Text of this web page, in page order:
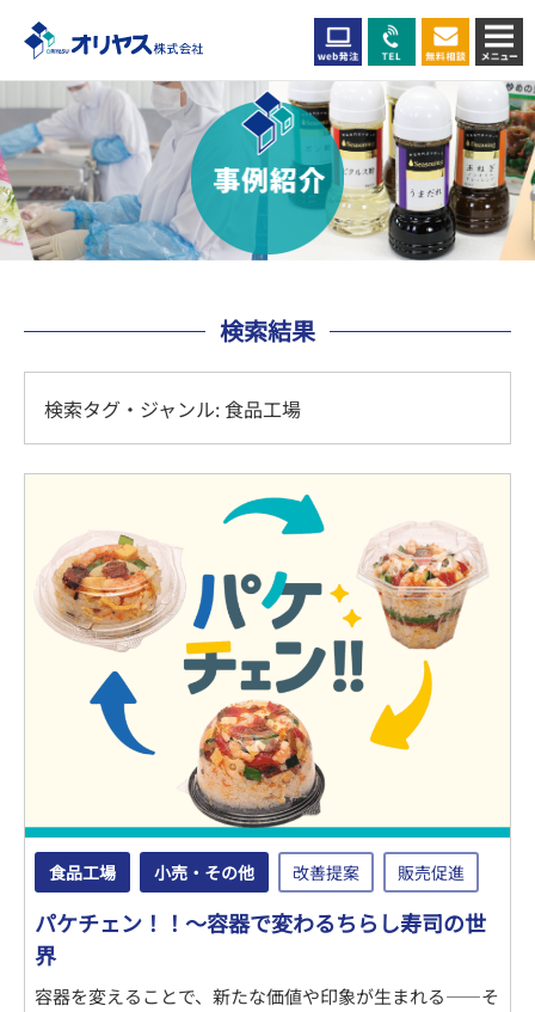
検索結果
検索タグ・ジャンル: 食品工場
食品工場 小売・その他 改善提案 販売促進
パケチェン！！～容器で変わるちらし寿司の世
界
容器を変えることで、新たな価値や印象が生まれる――そ